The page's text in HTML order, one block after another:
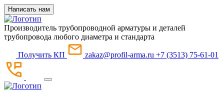
Написать нам
Производитель трубопроводной арматуры и деталей
трубопровода любого диаметра и стандарта
Получить КП zakaz@profil-arma.ru +7 (3513) 75-61-01